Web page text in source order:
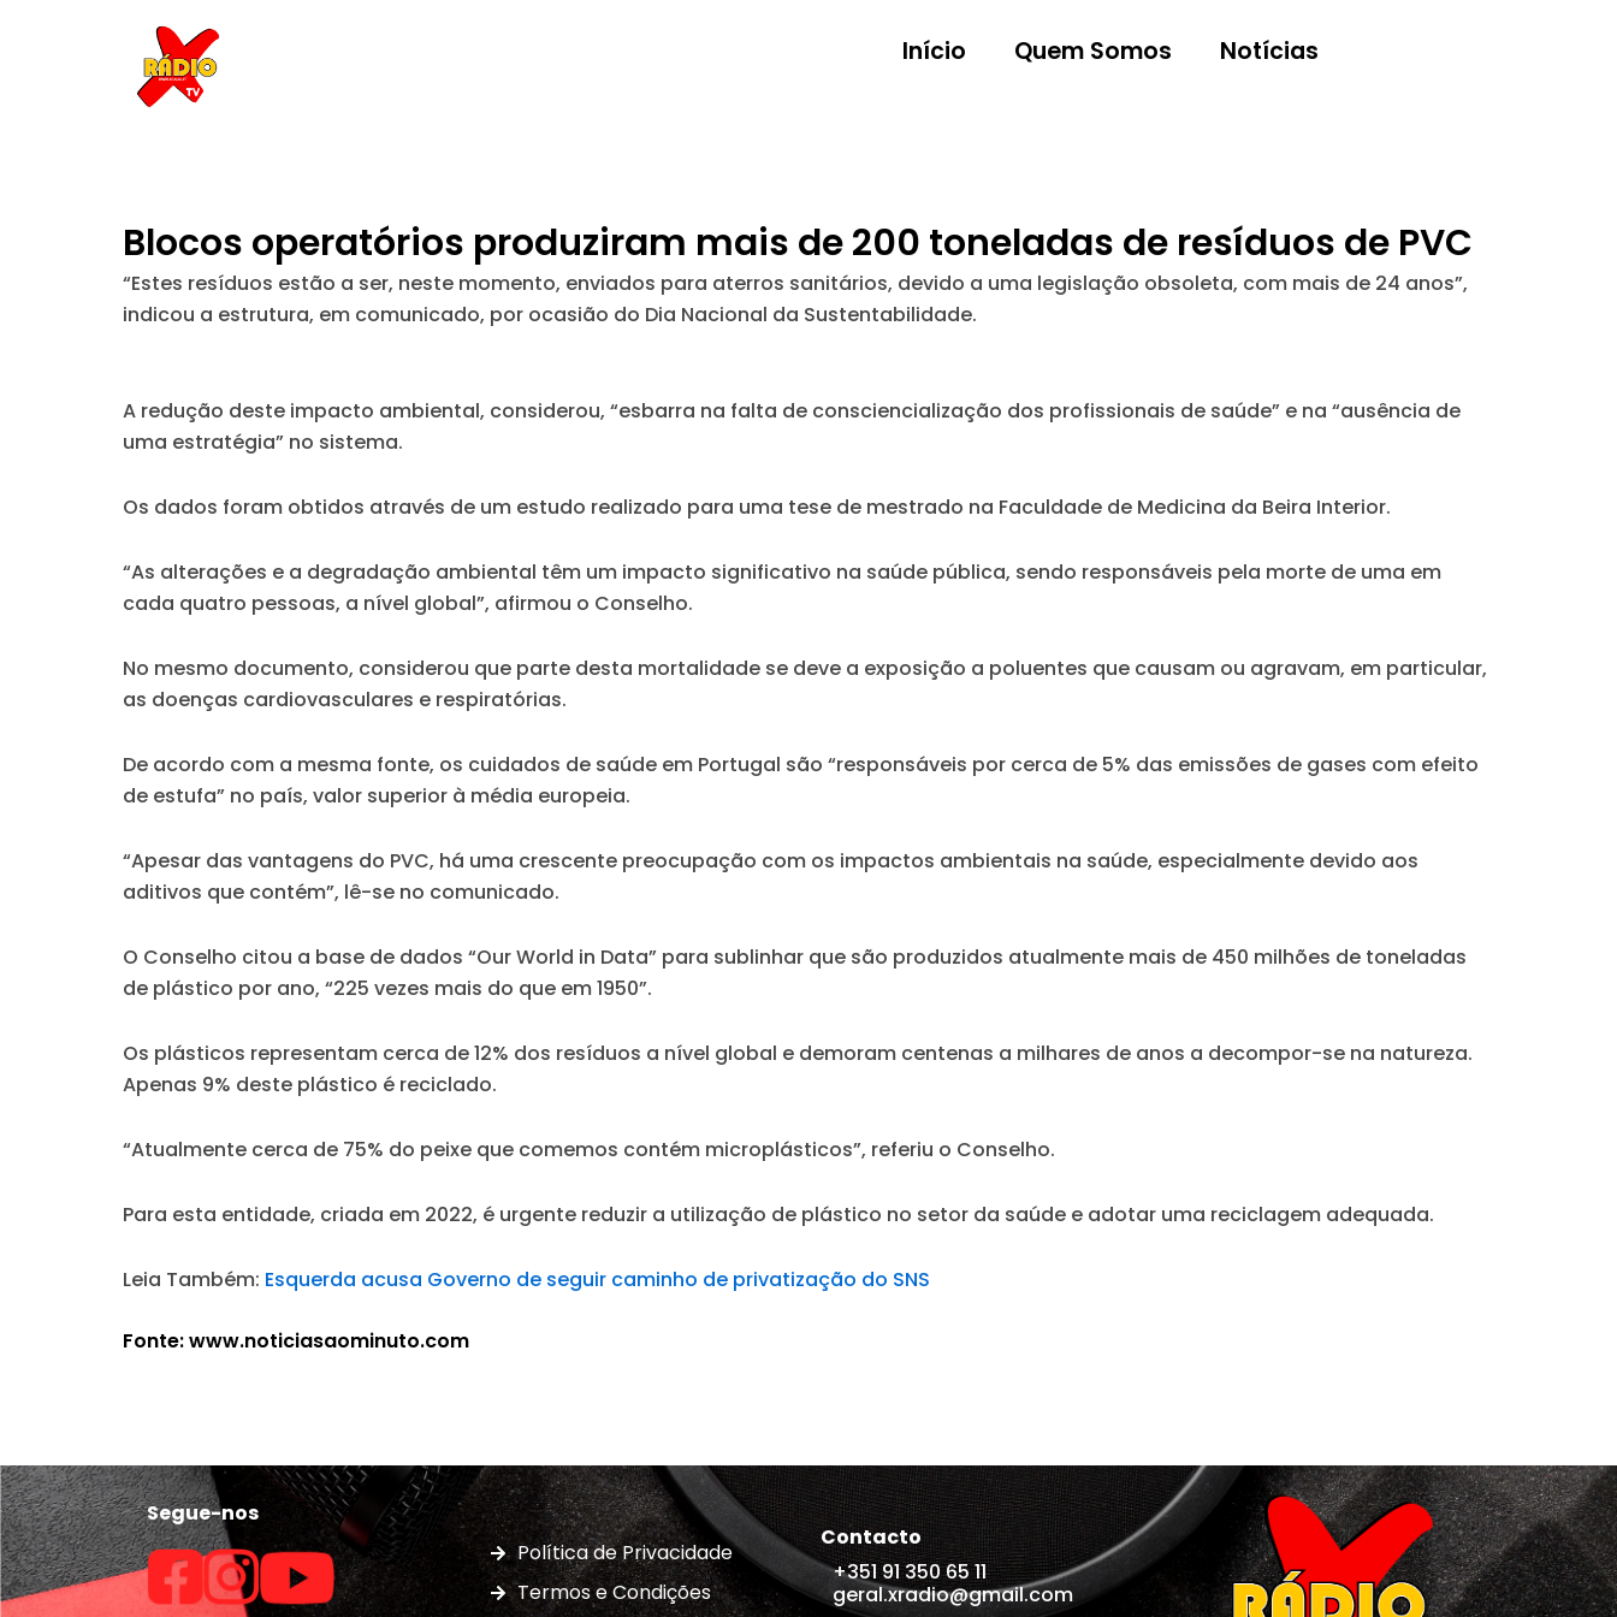
Início Quem Somos Notícias
Blocos operatórios produziram mais de 200 toneladas de resíduos de PVC
“Estes resíduos estão a ser, neste momento, enviados para aterros sanitários, devido a uma legislação obsoleta, com mais de 24 anos”,
indicou a estrutura, em comunicado, por ocasião do Dia Nacional da Sustentabilidade.
A redução deste impacto ambiental, considerou, “esbarra na falta de consciencialização dos profissionais de saúde” e na “ausência de
uma estratégia” no sistema.
Os dados foram obtidos através de um estudo realizado para uma tese de mestrado na Faculdade de Medicina da Beira Interior.
“As alterações e a degradação ambiental têm um impacto significativo na saúde pública, sendo responsáveis pela morte de uma em
cada quatro pessoas, a nível global”, afirmou o Conselho.
No mesmo documento, considerou que parte desta mortalidade se deve a exposição a poluentes que causam ou agravam, em particular,
as doenças cardiovasculares e respiratórias.
De acordo com a mesma fonte, os cuidados de saúde em Portugal são “responsáveis por cerca de 5% das emissões de gases com efeito
de estufa” no país, valor superior à média europeia.
“Apesar das vantagens do PVC, há uma crescente preocupação com os impactos ambientais na saúde, especialmente devido aos
aditivos que contém”, lê-se no comunicado.
O Conselho citou a base de dados “Our World in Data” para sublinhar que são produzidos atualmente mais de 450 milhões de toneladas
de plástico por ano, “225 vezes mais do que em 1950”.
Os plásticos representam cerca de 12% dos resíduos a nível global e demoram centenas a milhares de anos a decompor-se na natureza.
Apenas 9% deste plástico é reciclado.
“Atualmente cerca de 75% do peixe que comemos contém microplásticos”, referiu o Conselho.
Para esta entidade, criada em 2022, é urgente reduzir a utilização de plástico no setor da saúde e adotar uma reciclagem adequada.
Leia Também: Esquerda acusa Governo de seguir caminho de privatização do SNS
Fonte: www.noticiasaominuto.com
Segue-nos
Política de Privacidade
Termos e Condições
Contacto
+351 91 350 65 11
geral.xradio@gmail.com